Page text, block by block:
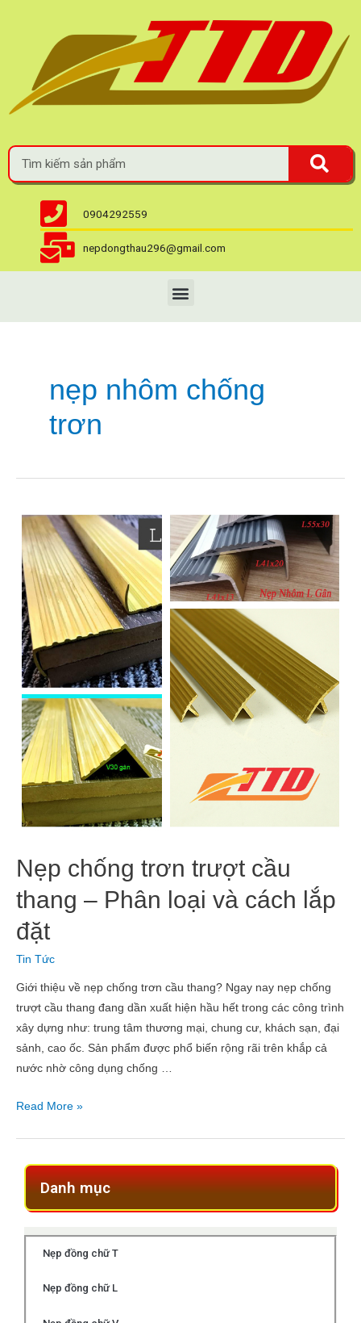
0904292559
nepdongthau296@gmail.com
Danh mục
Nẹp đồng chữ T
Nẹp đồng chữ L
nẹp nhôm chống
trơn
Nẹp chống trơn trượt cầu
thang – Phân loại và cách lắp
đặt
Tin Tức
Giới thiệu về nẹp chống trơn cầu thang? Ngay nay nẹp chống
trượt cầu thang đang dần xuất hiện hầu hết trong các công trình
xây dựng như: trung tâm thương mại, chung cư, khách sạn, đại
sảnh, cao ốc. Sản phẩm được phổ biến rộng rãi trên khắp cả
nước nhờ công dụng chống …
Read More »